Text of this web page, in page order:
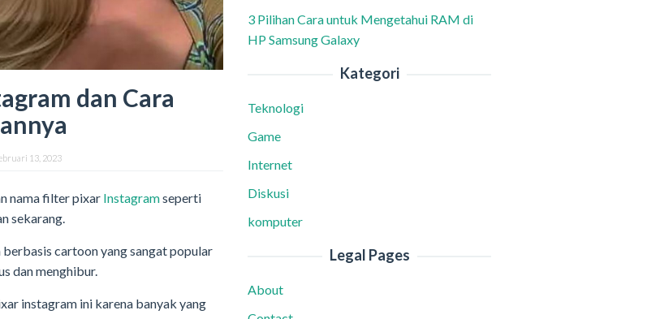
dan Cara
13, 2023
nama filter pixar Instagramseperti
sekarang.
cartoon yang sangat popular
dan menghibur.
instagram ini karena banyak yang
3 Pilihan Cara untuk Mengetahui RAM di
HP Samsung Galaxy
Kategori
Teknologi
Game
Internet
Diskusi
komputer
Legal Pages
About